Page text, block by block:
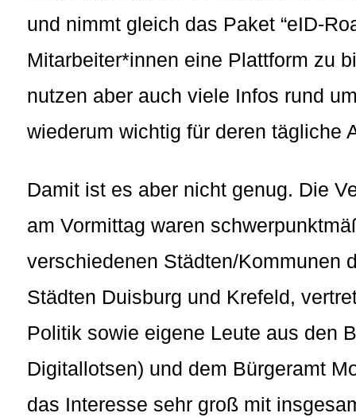
und nimmt gleich das Paket “eID-
Mitarbeiter*innen eine Plattform zu
nutzen aber auch viele Infos rund
wiederum wichtig für deren tägliche
Damit ist es aber nicht genug. Die
am Vormittag waren
verschiedenen Städten/Kommunen
Städten Duisburg und Krefeld,
Politik sowie eigene Leute aus den
Digitallotsen) und dem Bürgeramt
das Interesse sehr groß mit